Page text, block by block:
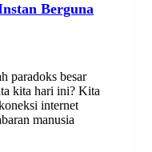
Berguna
paradoks besar
kita hari ini? Kita
internet
manusia